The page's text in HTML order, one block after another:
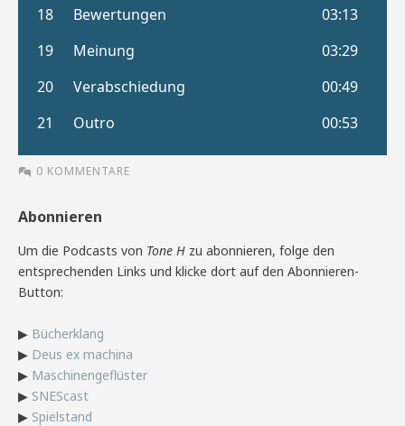
0 KOMMENTARE
Abonnieren
Um die Podcasts von Tone H zu abonnieren, folge den
entsprechenden Links und klicke dort auf den Abonnieren-
Button:
▶ Bücherklang
▶ Deus ex machina
▶ Maschinengeflüster
▶ SNEScast
▶ Spielstand